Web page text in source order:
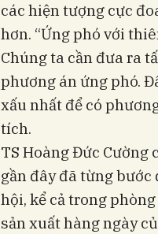
các hiện tượng cực
hơn. “Ứng phó với
Chúng ta cần đưa ra
phương án ứng phó.
xấu nhất để có
tích.
TS Hoàng Đức Cường
gần đây đã từng bước
hội, kể cả trong
sản xuất hàng ngày